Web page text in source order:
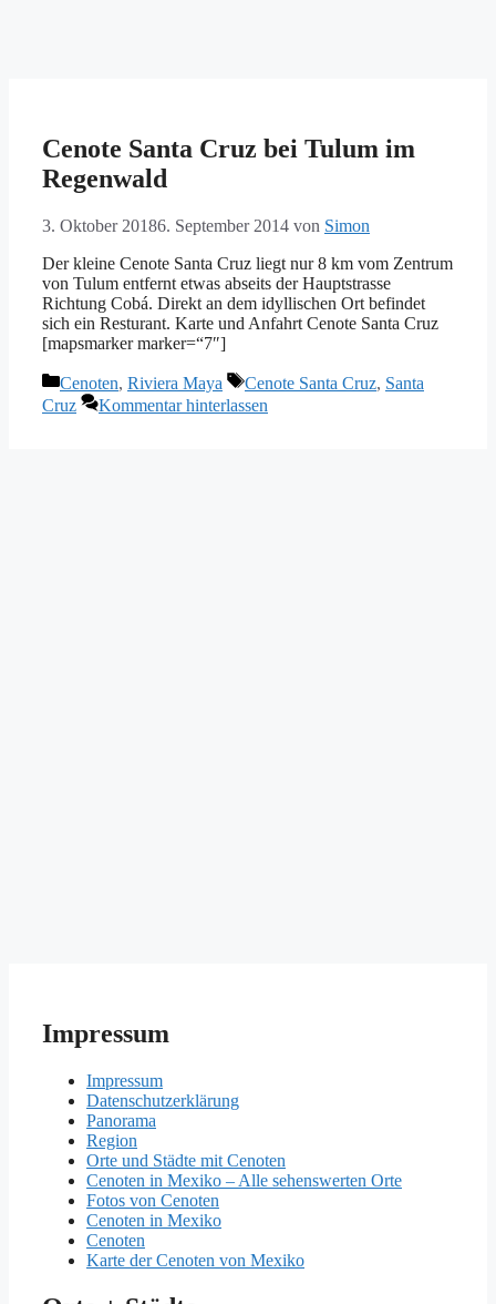
Cenote Santa Cruz bei Tulum im
Regenwald
3. Oktober 20186. September 2014 von Simon
Der kleine Cenote Santa Cruz liegt nur 8 km vom Zentrum
von Tulum entfernt etwas abseits der Hauptstrasse
Richtung Cobá. Direkt an dem idyllischen Ort befindet
sich ein Resturant. Karte und Anfahrt Cenote Santa Cruz
[mapsmarker marker=“7″]
Kategorien
Cenoten, Riviera Maya Schlagwörter
Cenote Santa Cruz, Santa
Cruz
Kommentar hinterlassen
Impressum
Impressum
Datenschutzerklärung
Panorama
Region
Orte und Städte mit Cenoten
Cenoten in Mexiko – Alle sehenswerten Orte
Fotos von Cenoten
Cenoten in Mexiko
Cenoten
Karte der Cenoten von Mexiko